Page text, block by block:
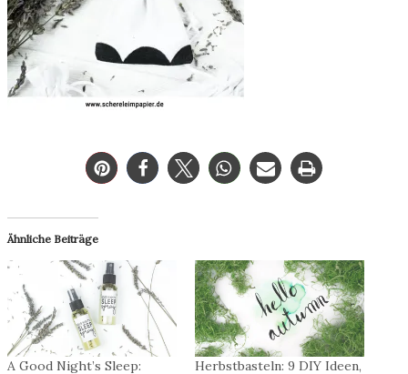
Ähnliche Beiträge
A Good Night’s Sleep: Herbstbasteln: 9 DIY Ideen,